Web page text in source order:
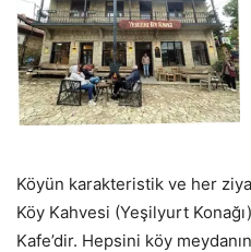
Köyün karakteristik ve her
Köy Kahvesi (Yeşilyurt
Kafe’dir. Hepsini köy